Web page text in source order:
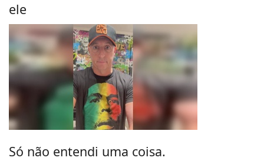
ele
Só não entendi uma coisa.